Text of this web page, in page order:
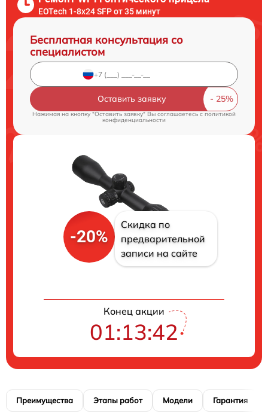
EOTech 1-8x24 SFP от 35 минут
Бесплатная консультация со
специалистом
Оставить заявку
Нажимая на кнопку "Оставить заявку" Вы соглашаетесь cполитикой
конфиденциальности
-20%
Скидка по
предварительной
записи на сайте
Конец акции
01:13:41
Преимущества Этапы работ Модели Гарантия